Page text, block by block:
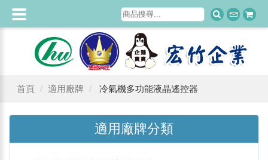
首頁 適用廠牌 冷氣機多功能液晶遙控器
適用廠牌分類